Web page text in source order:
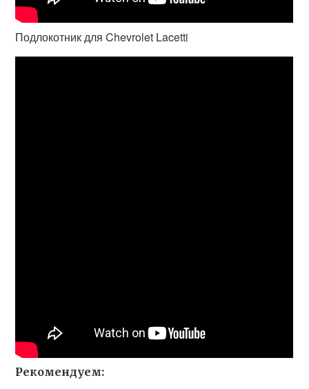
Подлокотник для Chevrolet Lacetti
Рекомендуем: